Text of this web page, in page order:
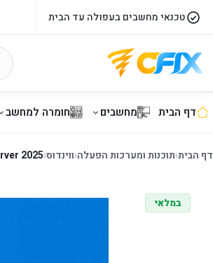
טכנאי מחשבים בעפולה עד הבית
דף הבית מחשבים חומרה למחשב
דף הבית‹תוכנות ומערכות הפעלה‹ווינדוס‹
2025
במלאי